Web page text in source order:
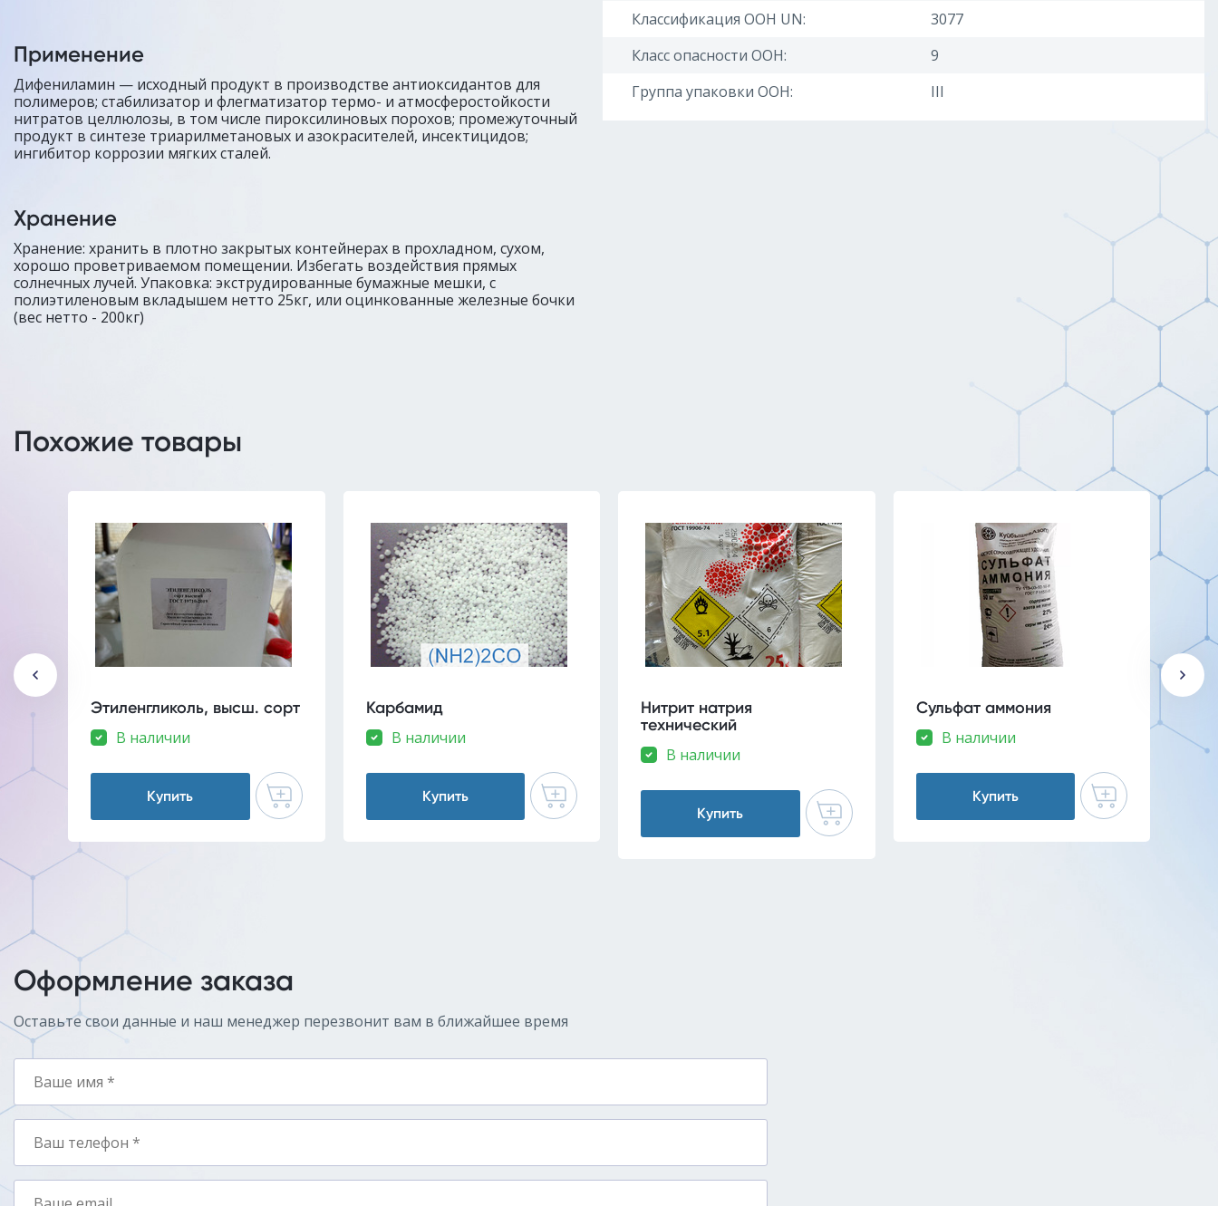
Применение
Дифениламин — исходный продукт в производстве антиоксидантов для
полимеров; стабилизатор и флегматизатор термо- и атмосферостойкости
нитратов целлюлозы, в том числе пироксилиновых порохов; промежуточный
продукт в синтезе триарилметановых и азокрасителей, инсектицидов;
ингибитор коррозии мягких сталей.
Хранение
Хранение: хранить в плотно закрытых контейнерах в прохладном, сухом,
хорошо проветриваемом помещении. Избегать воздействия прямых
солнечных лучей. Упаковка: экструдированные бумажные мешки, с
полиэтиленовым вкладышем нетто 25кг, или оцинкованные железные бочки
(вес нетто - 200кг)
Классификация ООН UN:
3077
Класс опасности ООН:
9
Группа упаковки ООН:
III
Похожие товары
Этиленгликоль, высш. сорт
В наличии
Купить
Карбамид
В наличии
Купить
Нитрит натрия
технический
В наличии
Купить
Сульфат аммония
В наличии
Купить
Оформление заказа
Оставьте свои данные и наш менеджер перезвонит вам в ближайшее время